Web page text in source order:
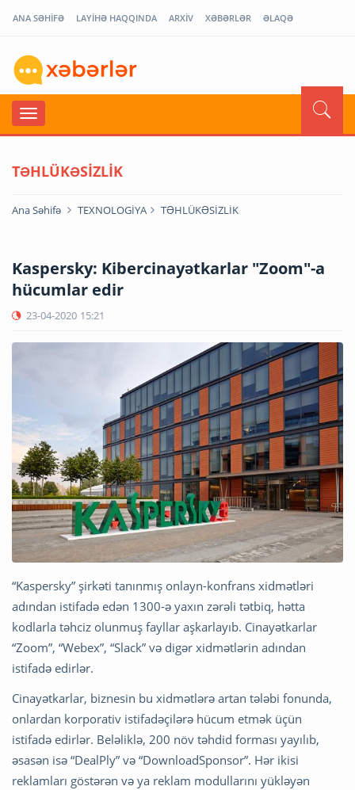
ANA SƏHİFƏ LAYİHƏ HAQQINDA ARXİV XƏBƏRLƏR ƏLAQƏ
TƏHLÜKƏSİZLİK
Ana Səhifə TEXNOLOGİYA TƏHLÜKƏSİZLİK
Kaspersky: Kibercinayətkarlar "Zoom"-a
hücumlar edir
23-04-2020 15:21
“Kaspersky” şirkəti tanınmış onlayn-konfrans xidmətləri
adından istifadə edən 1300-ə yaxın zərəli tətbiq, hətta
kodlarla təhciz olunmuş fayllar aşkarlayıb. Cinayətkarlar
“Zoom”, “Webex”, “Slack” və digər xidmətlərin adından
istifadə edirlər.
Cinayətkarlar, biznesin bu xidmətlərə artan tələbi fonunda,
onlardan korporativ istifadəçilərə hücum etmək üçün
istifadə edirlər. Beləliklə, 200 növ təhdid forması yayılıb,
əsasən isə “DealPly” və “DownloadSponsor”. Hər ikisi
reklamları göstərən və ya reklam modullarını yükləyən